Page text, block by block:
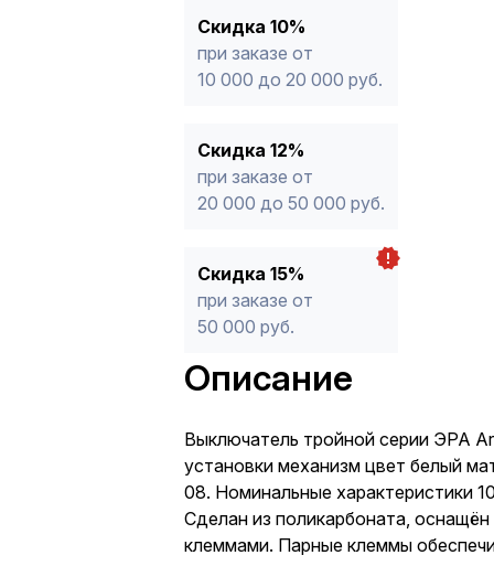
Скидка 10%
при заказе от
10 000 до 20 000 руб.
Скидка 12%
при заказе от
20 000 до 50 000 руб.
Скидка 15%
при заказе от
50 000 руб.
Описание
Выключатель тройной серии ЭРА
установки механизм цвет белый
08. Номинальные характеристики
Сделан из поликарбоната,
клеммами. Парные клеммы